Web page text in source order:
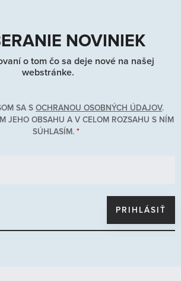
NOVINIEK
o tom čo sa deje nové na našej
webstránke.
SA S OCHRANOU OSOBNÝCH ÚDAJOV.
JEHO OBSAHU A V CELOM ROZSAHU S NÍM
SÚHLASÍM. *